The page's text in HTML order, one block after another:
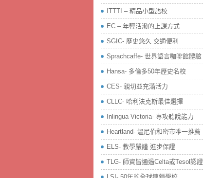
ITTTI – 精品小型語校
EC – 年輕活潑的上課方式
SGIC- 歷史悠久 交通便利
Sprachcaffe- 世界語言咖啡館體驗
Hansa- 多倫多50年歷史名校
CES- 親切並充滿活力
CLLC- 哈利法克斯最佳選擇
Inlingua Victoria‏- 專攻聽說能力
Heartland- 溫尼伯和密市唯一推薦
ELS- 教學嚴謹 進步保證
TLG- 師資皆通過Celta或Tesol認證